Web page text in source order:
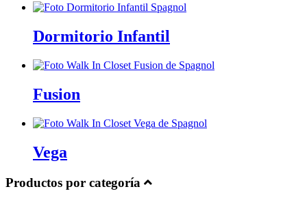
Dormitorio Infantil
Fusion
Vega
Productos por categoría